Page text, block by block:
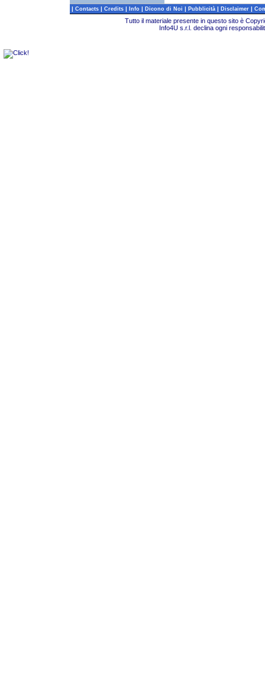
| Contacts | Credits | Info | Dicono di Noi | Pubblicità | Disclaimer |
Tutto il materiale presente in questo sito è
Info4U s.r.l. declina ogni